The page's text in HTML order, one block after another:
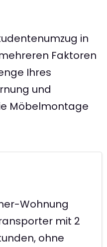
in
Faktoren
Ihres
und
Möbelmontage
Wohnung
mit 2
ohne